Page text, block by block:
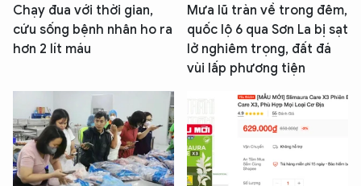
Chạy đua với thời gian,
cứu sống bệnh nhân ho ra
hơn 2 lít máu
Mưa lũ tràn về trong đêm,
quốc lộ 6 qua Sơn La bị sạt
lở nghiêm trọng, đất đá
vùi lấp phương tiện